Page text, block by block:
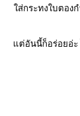
ใส่กระทงใบตอง
แต่อันนี้ก็อร่อยอ่ะ